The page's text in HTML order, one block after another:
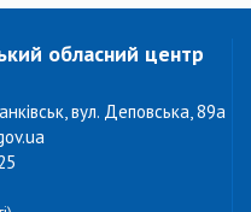
обласний центр
вул. Деповська, 89а